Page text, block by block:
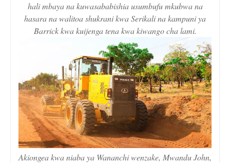
hali mbaya na kuwasababishia usumbufu mkubwa na
hasara na walitoa shukrani kwa Serikali na kampuni ya
Barrick kwa kuijenga tena kwa kiwango cha lami.
Akiongea kwa niaba ya Wananchi wenzake, Mwandu John,